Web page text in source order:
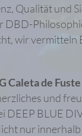
Qualität und
DBD-
wir vermitteln
Caleta de Fuste
und
DEEP BLUE
nur